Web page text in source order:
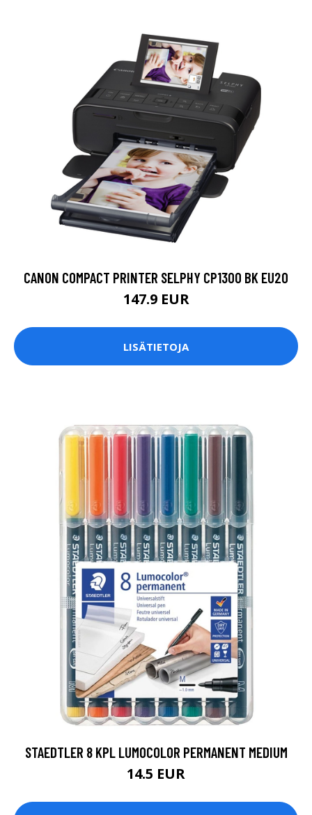
CANON COMPACT PRINTER SELPHY CP1300 BK EU20
147.9 EUR
LISÄTIETOJA
STAEDTLER 8 KPL LUMOCOLOR PERMANENT MEDIUM
14.5 EUR